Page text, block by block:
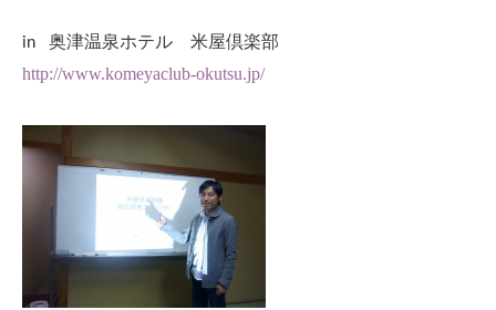
in 奥津温泉ホテル 米屋倶楽部
http://www.komeyaclub-okutsu.jp/